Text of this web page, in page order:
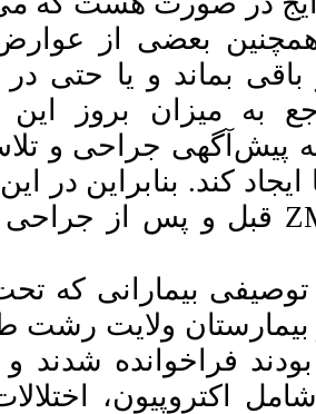
عوارض ممکن
حتی در اثر خود
این عوارض
و تلاش جهت
در این مطالعه
جراحی ارزیابی
که تحت درمان
رشت طی سال
شدند و عوارض
اختلالات عصب
Medlars
|
Hoseini
Surgical
to
22 (4)